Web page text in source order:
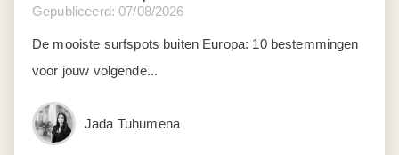
Gepubliceerd: 07/08/2026
De mooiste surfspots buiten Europa: 10 bestemmingen
voor jouw volgende...
Jada Tuhumena